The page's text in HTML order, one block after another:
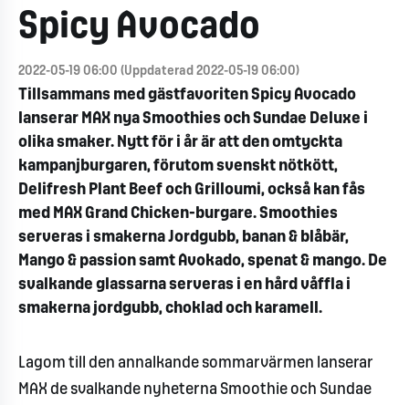
Spicy Avocado
2022-05-19 06:00 (Uppdaterad 2022-05-19 06:00)
Tillsammans med gästfavoriten Spicy Avocado
lanserar MAX nya Smoothies och Sundae Deluxe i
olika smaker. Nytt för i år är att den omtyckta
kampanjburgaren, förutom svenskt nötkött,
Delifresh Plant Beef och Grilloumi, också kan fås
med MAX Grand Chicken-burgare. Smoothies
serveras i smakerna Jordgubb, banan & blåbär,
Mango & passion samt Avokado, spenat & mango. De
svalkande glassarna serveras i en hård våffla i
smakerna jordgubb, choklad och karamell.
Lagom till den annalkande sommarvärmen lanserar
MAX de svalkande nyheterna Smoothie och Sundae